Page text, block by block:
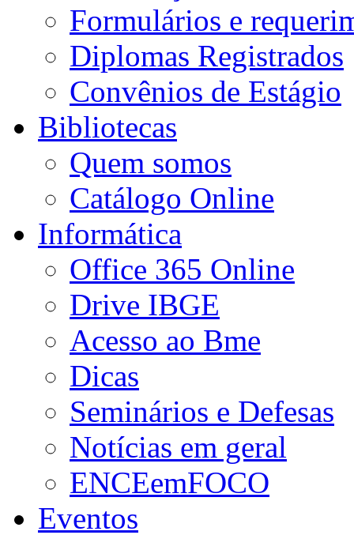
Formulários e
Diplomas Registrados
Convênios de Estágio
Bibliotecas
Quem somos
Catálogo Online
Informática
Office 365 Online
Drive IBGE
Acesso ao Bme
Dicas
Seminários e Defesas
Notícias em geral
ENCEemFOCO
Eventos